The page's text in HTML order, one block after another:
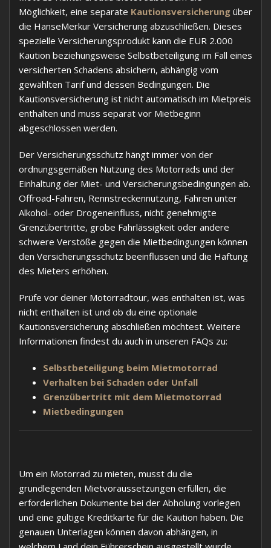
Möglichkeit, eine separate Kautionsversicherung über
die HanseMerkur Versicherung abzuschließen. Dieses
spezielle Versicherungsprodukt kann die EUR 2.000
Kaution beziehungsweise Selbstbeteiligung im Fall eines
versicherten Schadens absichern, abhängig vom
gewählten Tarif und dessen Bedingungen. Die
Kautionsversicherung ist nicht automatisch im Mietpreis
enthalten und muss separat vor Mietbeginn
abgeschlossen werden.
Der Versicherungsschutz hängt immer von der
ordnungsgemäßen Nutzung des Motorrads und der
Einhaltung der Miet- und Versicherungsbedingungen ab.
Offroad-Fahren, Rennstreckennutzung, Fahren unter
Alkohol- oder Drogeneinfluss, nicht genehmigte
Grenzübertritte, grobe Fahrlässigkeit oder andere
schwere Verstöße gegen die Mietbedingungen können
den Versicherungsschutz beeinflussen und die Haftung
des Mieters erhöhen.
Prüfe vor deiner Motorradtour, was enthalten ist, was
nicht enthalten ist und ob du eine optionale
Kautionsversicherung abschließen möchtest. Weitere
Informationen findest du auch in unseren FAQs zu:
Selbstbeteiligung beim Mietmotorrad
Verhalten bei Schaden oder Unfall
Grenzübertritt mit dem Mietmotorrad
Mietbedingungen
Um ein Motorrad zu mieten, musst du die
grundlegenden Mietvoraussetzungen erfüllen, die
erforderlichen Dokumente bei der Abholung vorlegen
und eine gültige Kreditkarte für die Kaution haben. Die
genauen Unterlagen können davon abhängen, in